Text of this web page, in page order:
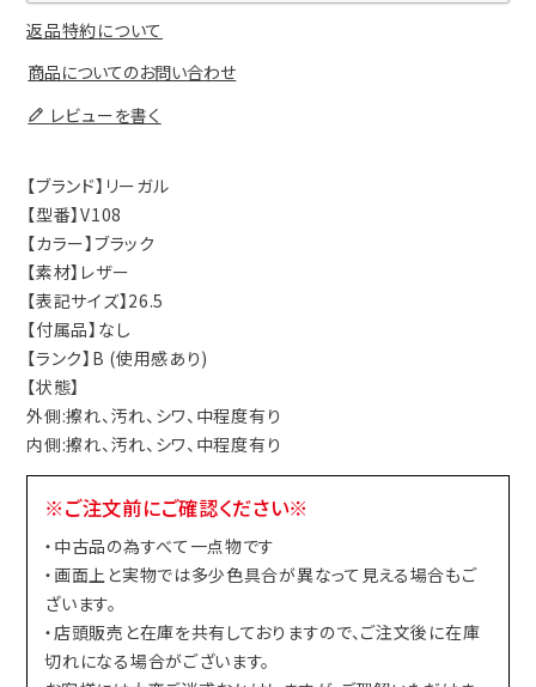
返品特約について
商品についてのお問い合わせ
レビューを書く
【ブランド】リーガル
【型番】V108
【カラー】ブラック
【素材】レザー
【表記サイズ】26.5
【付属品】なし
【ランク】B (使用感あり)
【状態】
外側:擦れ、汚れ、シワ、中程度有り
内側:擦れ、汚れ、シワ、中程度有り
※ご注文前にご確認ください※
・中古品の為すべて一点物です
・画面上と実物では多少色具合が異なって見える場合もご
ざいます。
・店頭販売と在庫を共有しておりますので、ご注文後に在庫
切れになる場合がございます。